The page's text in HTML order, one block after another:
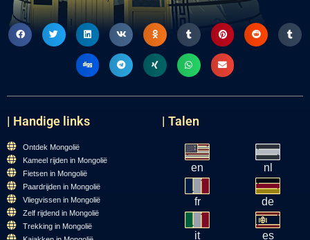
| Handige links
Ontdek Mongolië
Kameel rijden in Mongolië
Fietsen in Mongolië
Paardrijden in Mongolië
Vliegvissen in Mongolië
Zelf rijdend in Mongolië
Trekking in Mongolië
| Talen
en nl
fr de
it es